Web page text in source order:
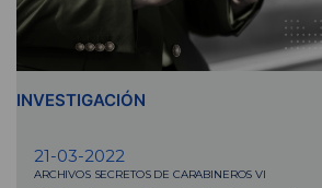
INVESTIGACIÓN
21-03-2022
ARCHIVOS SECRETOS DE CARABINEROS VI